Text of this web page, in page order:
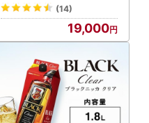
(14)
19,000